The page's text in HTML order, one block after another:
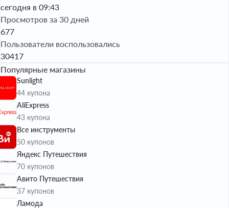
сегодня в 09:43
Просмотров за 30 дней
677
Пользователи воспользовались
30417
Популярные магазины
Sunlight
44 купона
AliExpress
43 купона
Все инструменты
50 купонов
Яндекс Путешествия
70 купонов
Авито Путешествия
37 купонов
Ламода